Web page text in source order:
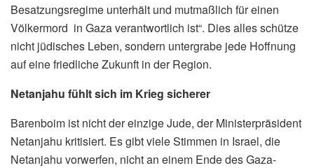
Besatzungsregime unterhält und mutmaßlich für einen
Völkermord in Gaza verantwortlich ist“. Dies alles schütze
nicht jüdisches Leben, sondern untergrabe jede Hoffnung
auf eine friedliche Zukunft in der Region.
Netanjahu fühlt sich im Krieg sicherer
Barenboim ist nicht der einzige Jude, der Ministerpräsident
Netanjahu kritisiert. Es gibt viele Stimmen in Israel, die
Netanjahu vorwerfen, nicht an einem Ende des Gaza-